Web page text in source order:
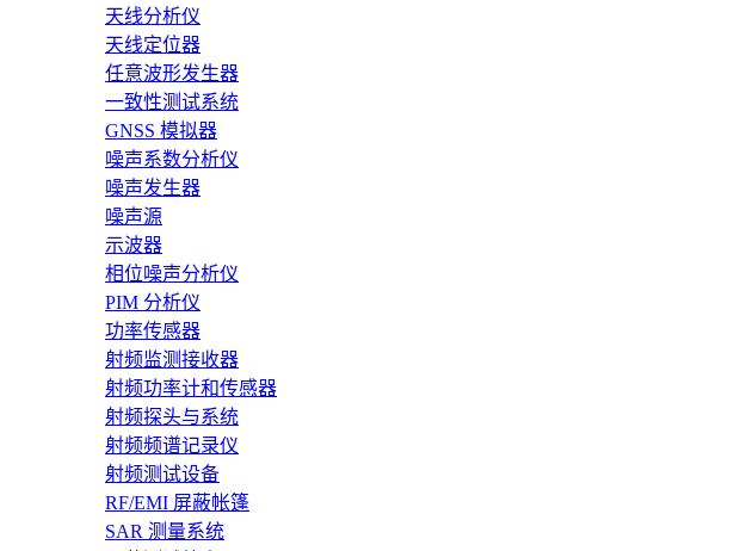
天线分析仪
天线定位器
任意波形发生器
一致性测试系统
GNSS 模拟器
噪声系数分析仪
噪声发生器
噪声源
示波器
相位噪声分析仪
PIM 分析仪
功率传感器
射频监测接收器
射频功率计和传感器
射频探头与系统
射频频谱记录仪
射频测试设备
RF/EMI 屏蔽帐篷
SAR 测量系统